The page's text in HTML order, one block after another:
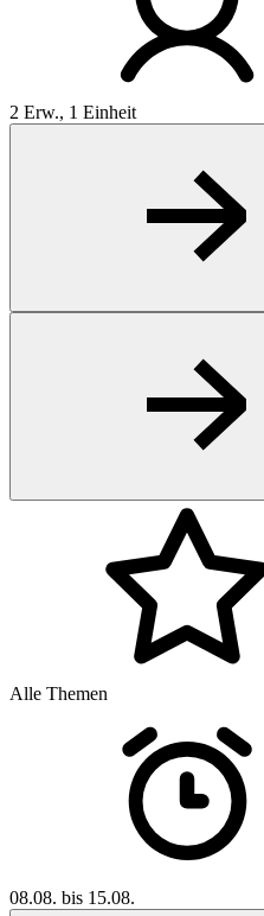
2 Erw., 1 Einheit
Alle Themen
08.08. bis 15.08.